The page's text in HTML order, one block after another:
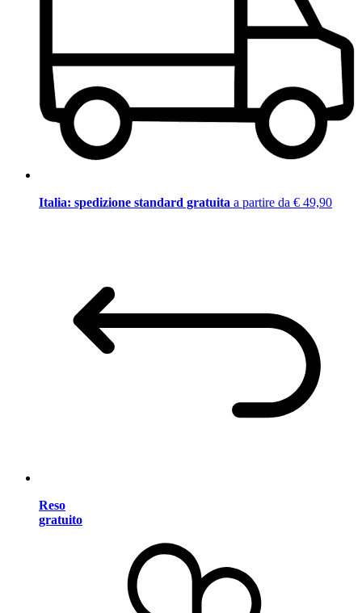
Italia: spedizione standard gratuita a partire da € 49,90
Reso
gratuito